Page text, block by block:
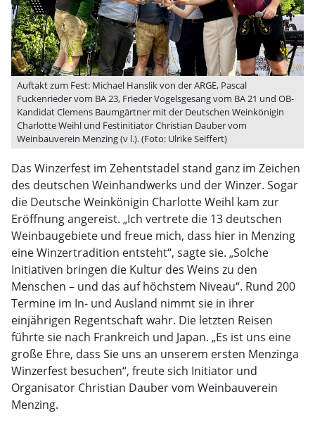
Auftakt zum Fest: Michael Hanslik von der ARGE, Pascal
Fuckenrieder vom BA 23, Frieder Vogelsgesang vom BA 21 und OB-
Kandidat Clemens Baumgärtner mit der Deutschen Weinkönigin
Charlotte Weihl und Festinitiator Christian Dauber vom
Weinbauverein Menzing (v l.). (Foto: Ulrike Seiffert)
Das Winzerfest im Zehentstadel stand ganz im Zeichen
des deutschen Weinhandwerks und der Winzer. Sogar
die Deutsche Weinkönigin Charlotte Weihl kam zur
Eröffnung angereist. „Ich vertrete die 13 deutschen
Weinbaugebiete und freue mich, dass hier in Menzing
eine Winzertradition entsteht“, sagte sie. „Solche
Initiativen bringen die Kultur des Weins zu den
Menschen – und das auf höchstem Niveau“. Rund 200
Termine im In- und Ausland nimmt sie in ihrer
einjährigen Regentschaft wahr. Die letzten Reisen
führte sie nach Frankreich und Japan. „Es ist uns eine
große Ehre, dass Sie uns an unserem ersten Menzinga
Winzerfest besuchen“, freute sich Initiator und
Organisator Christian Dauber vom Weinbauverein
Menzing.